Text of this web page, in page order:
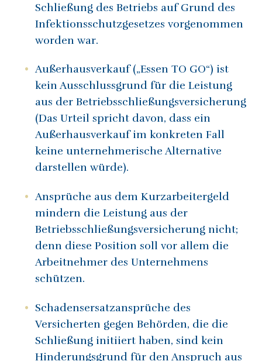
Schließung des Betriebs auf Grund des
Infektionsschutzgesetzes vorgenommen
worden war.
Außerhausverkauf („Essen TO GO“) ist
kein Ausschlussgrund für die Leistung
aus der Betriebsschließungsversicherung
(Das Urteil spricht davon, dass ein
Außerhausverkauf im konkreten Fall
keine unternehmerische Alternative
darstellen würde).
Ansprüche aus dem Kurzarbeitergeld
mindern die Leistung aus der
Betriebsschließungsversicherung nicht;
denn diese Position soll vor allem die
Arbeitnehmer des Unternehmens
schützen.
Schadensersatzansprüche des
Versicherten gegen Behörden, die die
Schließung initiiert haben, sind kein
Hinderungsgrund für den Anspruch aus